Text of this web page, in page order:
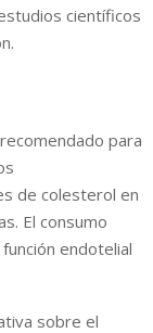
científicos
para
de colesterol en
El consumo
endotelial
sobre el